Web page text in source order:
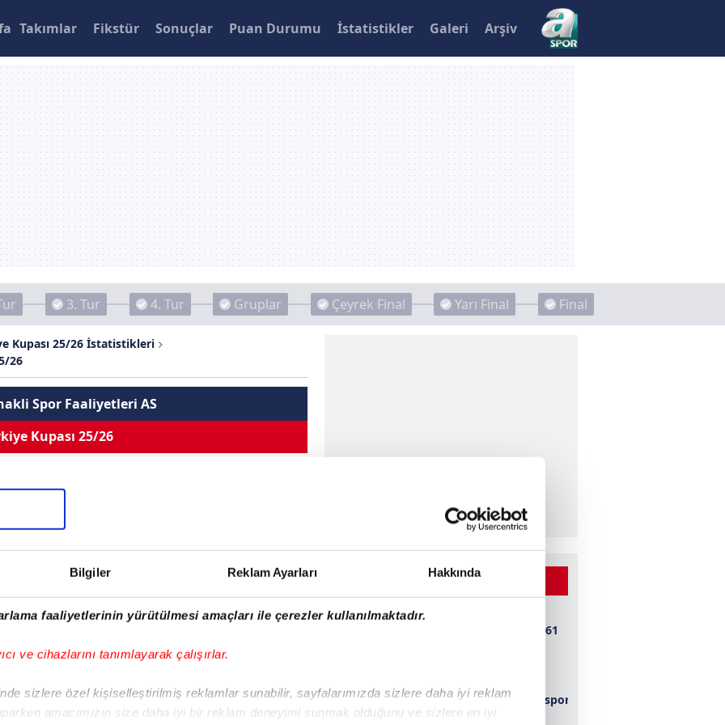
Bilgiler Reklam Ayarları Hakkında
faaliyetlerinin yürütülmesi amaçları ile çerezler kullanılmaktadır.
ve cihazlarını tanımlayarak çalışırlar.
sizlere özel kişiselleştirilmiş reklamlar sunabilir, sayfalarımızda sizlere daha iyi reklam
amacımızın size daha iyi bir reklam deneyimi sunmak olduğunu ve sizlere en iyi
Takımlar Fikstür Sonuçlar Puan Durumu İstatistikler Galeri Arşiv
3. Tur 4. Tur Gruplar Çeyrek Final Yarı Final Final
Kupası 25/26 İstatistikleri
26
Spor Faaliyetleri AS
Kupası 25/26
0 0
Oynama
0
İlk 11
Sarı Kart 0
Çift Kart 0
Kırmızı Kart 0
EN BEĞENİLEN VİDEOLAR
Bursaspor 1-0 1461
Kahramanmaraşspor
2-0 Konyaspor